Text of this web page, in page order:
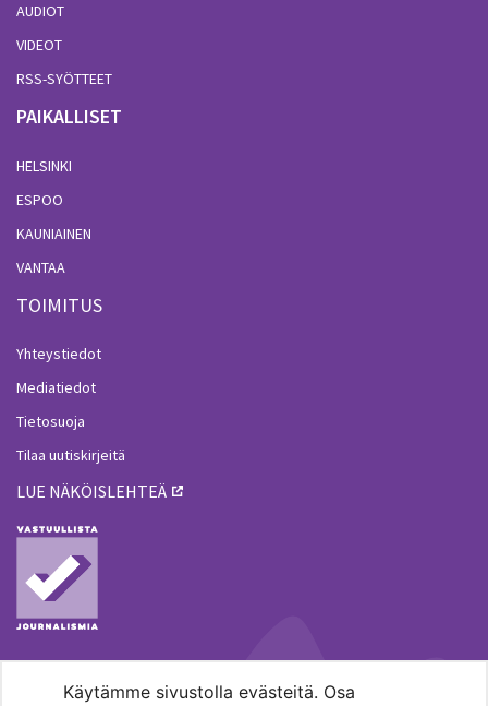
Käytämme sivustolla evästeitä. Osa
AUDIOT
VIDEOT
RSS-SYÖTTEET
PAIKALLISET
HELSINKI
ESPOO
KAUNIAINEN
VANTAA
TOIMITUS
Yhteystiedot
Mediatiedot
Tietosuoja
Tilaa uutiskirjeitä
LUE NÄKÖISLEHTEÄ
MENOHAKU